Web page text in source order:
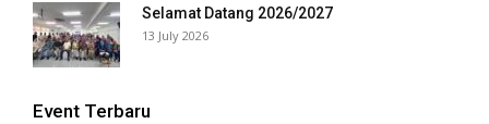
Selamat Datang 2026/2027
13 July 2026
Event Terbaru